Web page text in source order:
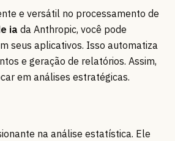
e versátil no processamento de
ia da Anthropic, você pode
seus aplicativos. Isso automatiza
e geração de relatórios. Assim,
em análises estratégicas.
na análise estatística. Ele